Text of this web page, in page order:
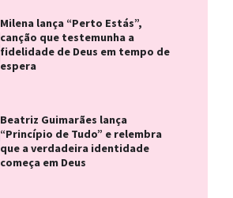
Milena lança “Perto Estás”,
canção que testemunha a
fidelidade de Deus em tempo de
espera
Beatriz Guimarães lança
“Princípio de Tudo” e relembra
que a verdadeira identidade
começa em Deus